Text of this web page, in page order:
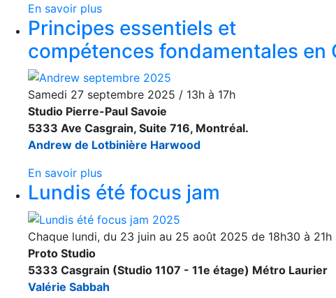
En savoir plus
Principes essentiels et
compétences fondamentales en
Samedi 27 septembre 2025 / 13h à 17h
Studio Pierre-Paul Savoie
5333 Ave Casgrain, Suite 716, Montréal.
Andrew de Lotbinière Harwood
En savoir plus
Lundis été focus jam
Chaque lundi, du 23 juin au 25 août 2025 de 18h30 à 21h
Proto Studio
5333 Casgrain (Studio 1107 - 11e étage) Métro Laurier
Valérie Sabbah